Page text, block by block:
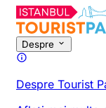
Despre
Despre Tourist